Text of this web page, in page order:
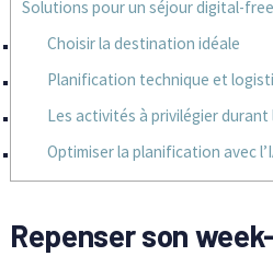
Solutions pour un séjour digital-
Choisir la destination idéale
Planification technique et
Les activités à privilégier
Optimiser la planification avec
Repenser son